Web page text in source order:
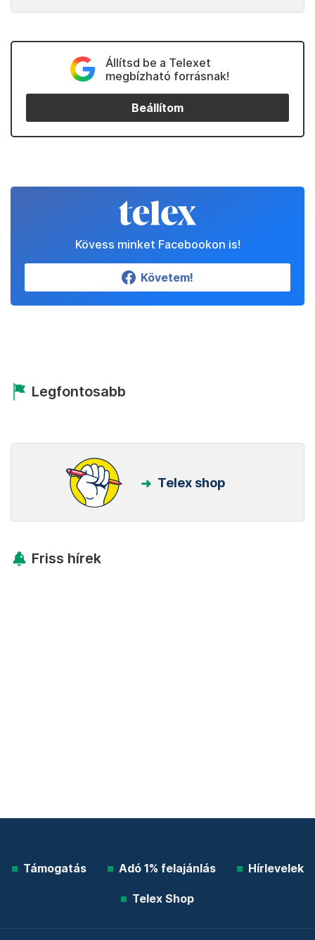
Állítsd be a Telexet
megbízható forrásnak!
Beállítom
Kövess minket Facebookon is!
Követem!
Legfontosabb
Telex shop
Friss hírek
Támogatás Adó 1% felajánlás Hírlevelek
Telex Shop